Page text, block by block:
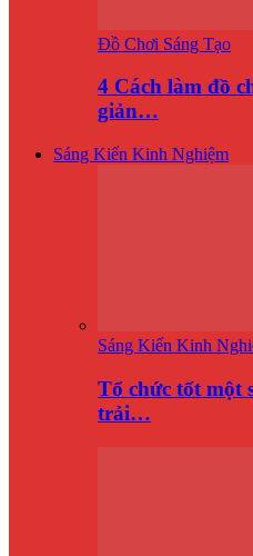
Đồ Chơi Sáng Tạo
4 Cách làm đồ
giản…
Sáng Kiến Kinh Nghiệm
Sáng Kiến Kinh
Tổ chức tốt một
trải…